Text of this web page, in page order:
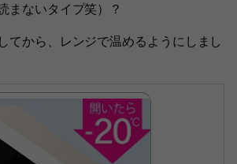
まないタイプ笑）？
てから、レンジで温めるようにしまし